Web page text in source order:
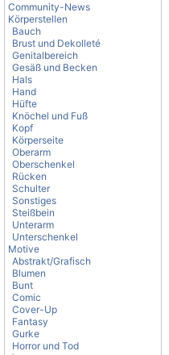
Community-News
Körperstellen
Bauch
Brust und Dekolleté
Genitalbereich
Gesäß und Becken
Hals
Hand
Hüfte
Knöchel und Fuß
Kopf
Körperseite
Oberarm
Oberschenkel
Rücken
Schulter
Sonstiges
Steißbein
Unterarm
Unterschenkel
Motive
Abstrakt/Grafisch
Blumen
Bunt
Comic
Cover-Up
Fantasy
Gurke
Horror und Tod